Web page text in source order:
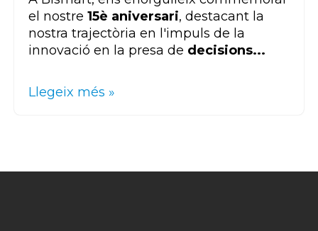
el nostre 15è aniversari, destacant la
nostra trajectòria en l'impuls de la
innovació en la presa de decisions...
Llegeix més »